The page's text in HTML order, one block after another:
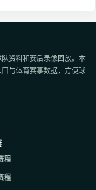
资料和赛后录像回放。本
与体育赛事数据，方便球
程
程